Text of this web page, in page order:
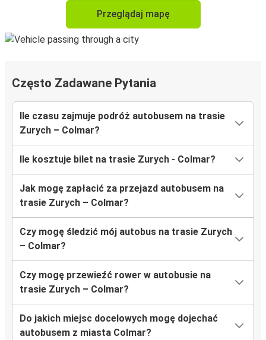
Przeglądaj mapę
Często Zadawane Pytania
Ile czasu zajmuje podróż autobusem na trasie
Zurych – Colmar?
Ile kosztuje bilet na trasie Zurych - Colmar?
Jak mogę zapłacić za przejazd autobusem na
trasie Zurych – Colmar?
Czy mogę śledzić mój autobus na trasie Zurych
– Colmar?
Czy mogę przewieźć rower w autobusie na
trasie Zurych – Colmar?
Do jakich miejsc docelowych mogę dojechać
autobusem z miasta Colmar?